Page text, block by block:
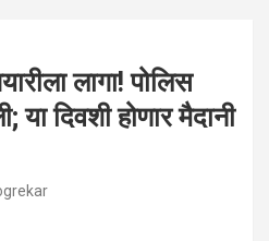
लागा! पोलिस
या दिवशी होणार मैदानी